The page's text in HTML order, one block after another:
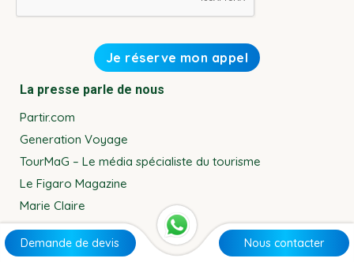
La presse parle de nous
Partir.com
Generation Voyage
TourMaG – Le média spécialiste du tourisme
Le Figaro Magazine
Marie Claire
Contact
Demande de devis Nous contacter